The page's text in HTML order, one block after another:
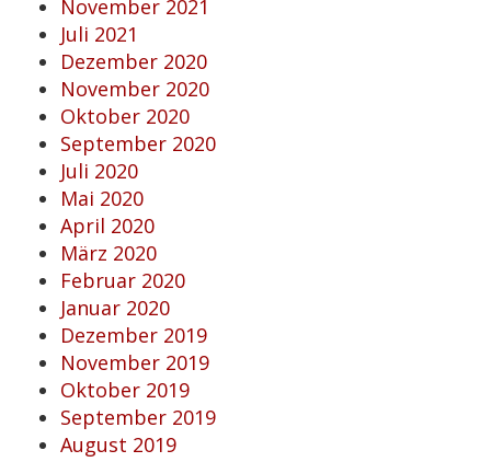
November 2021
Juli 2021
Dezember 2020
November 2020
Oktober 2020
September 2020
Juli 2020
Mai 2020
April 2020
März 2020
Februar 2020
Januar 2020
Dezember 2019
November 2019
Oktober 2019
September 2019
August 2019